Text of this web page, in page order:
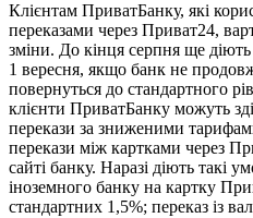
Клієнтам ПриватБанку, які
переказами через Приват24,
зміни. До кінця серпня ще
1 вересня, якщо банк не
повернуться до стандартного
клієнти ПриватБанку можуть
перекази за зниженими
перекази між картками через
сайті банку. Наразі діють такі
іноземного банку на картку
стандартних 1,5%; переказ із